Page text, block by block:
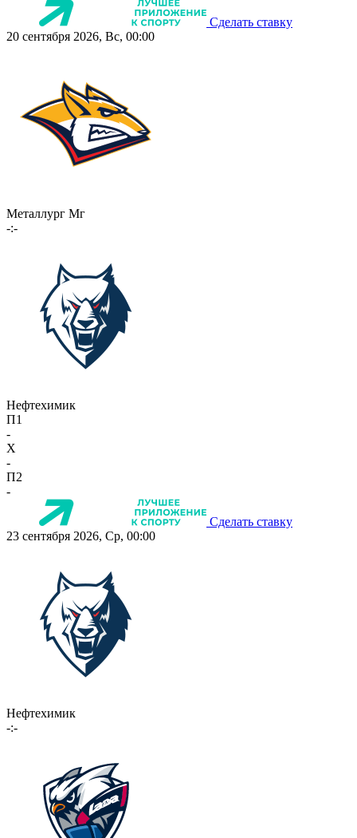
Сделать ставку
20 сентября 2026, Вс, 00:00
Металлург Мг
-:-
Нефтехимик
П1
-
X
-
П2
-
Сделать ставку
23 сентября 2026, Ср, 00:00
Нефтехимик
-:-